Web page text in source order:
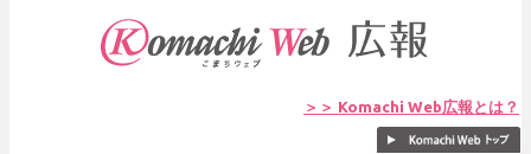
＞＞ Komachi Web広報とは？